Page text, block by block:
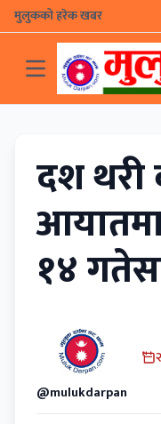
मुलुकको हरेक खबर
दश थरी
आयातमा
१४
@mulukdarpan